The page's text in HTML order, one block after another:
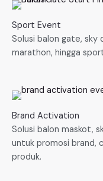
Sport Event
Solusi balon gate, sky
marathon, hingga
Brand Activation
Solusi balon maskot,
untuk promosi brand,
produk.